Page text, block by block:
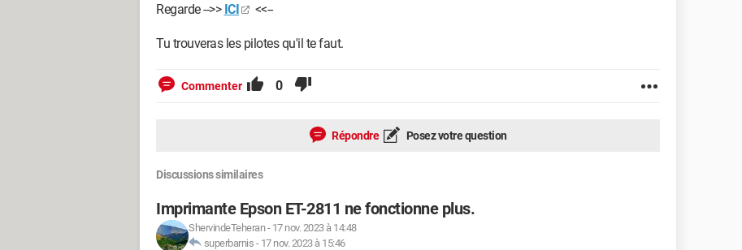
Regarde -->> ICI <<--
Tu trouveras les pilotes qu'il te faut.
Commenter 0
Répondre Posez votre question
Discussions similaires
Imprimante Epson ET-2811 ne fonctionne plus.
ShervindeTeheran- 17 nov. 2023 à 14:48
superbarnis - 17 nov. 2023 à 15:46